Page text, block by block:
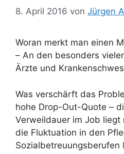
8. April 2016 von Jürgen
Woran merkt man einen
– An den besonders
Ärzte und
Was verschärft das
hohe Drop-Out-Quote –
Verweildauer im Job liegt
die Fluktuation in den
Sozialbetreuungsberufen